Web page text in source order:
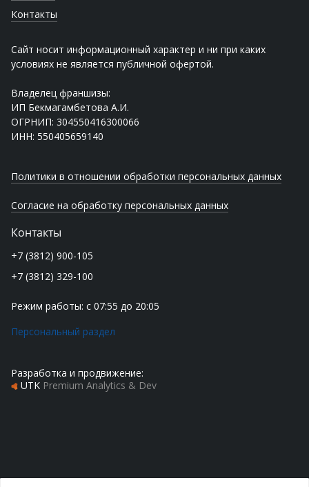
Контакты
Сайт носит информационный характер и ни при каких
условиях не является публичной офертой.
Владелец франшизы:
ИП Бекмагамбетова А.И.
ОГРНИП: 304550416300066
ИНН: 550405659140
Политики в отношении обработки персональных данных
Согласие на обработку персональных данных
Контакты
+7 (3812) 900-105
+7 (3812) 329-100
Режим работы: с 07:55 до 20:05
Персональный раздел
Разработка и продвижение:
UTK Premium Analytics & Dev